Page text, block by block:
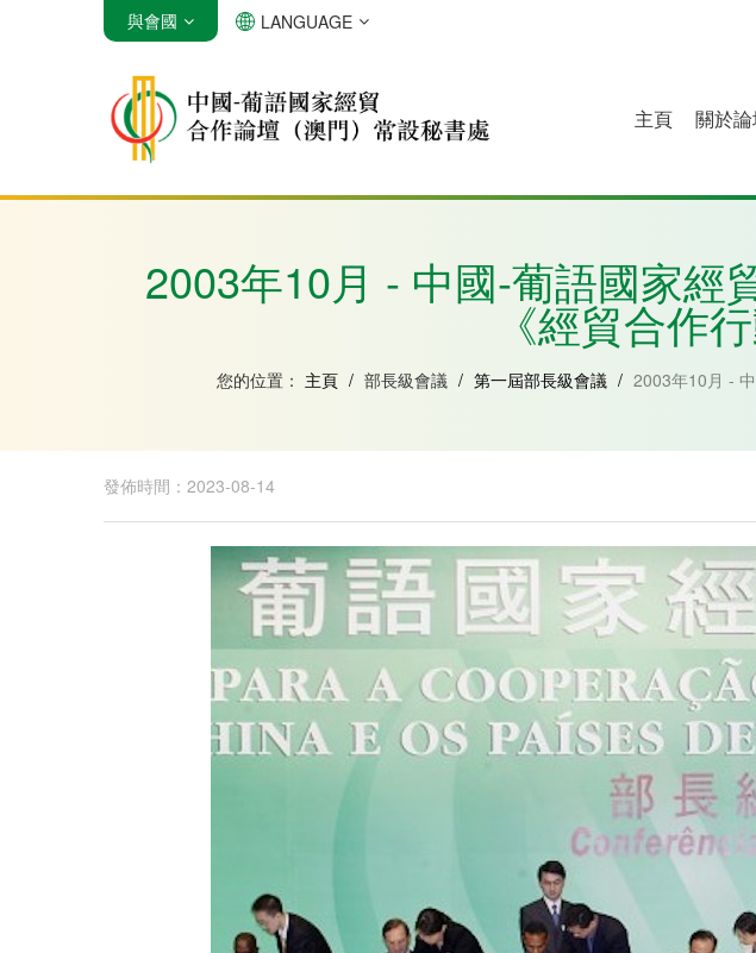
安哥拉 巴西 佛得角 幾內亞比
與會國 LANGUAGE
主頁 關於
2003年10月 - 中國-葡語國家經
《經貿合作
您的位置： 主頁 / 部長級會議 / 第一屆部長級會議 / 2003年10月 -
發佈時間：2023-08-14